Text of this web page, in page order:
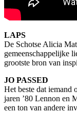
LAPS
De Schotse Alicia
gemeenschappelijke
grootste bron van
JO PASSED
Het beste dat iemand
jaren ’80 Lennon en
een ton van andere